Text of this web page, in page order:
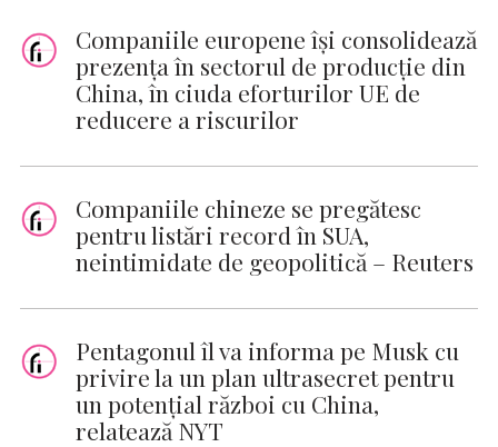
Companiile europene își consolidează
prezența în sectorul de producție din
China, în ciuda eforturilor UE de
reducere a riscurilor
Companiile chineze se pregătesc
pentru listări record în SUA,
neintimidate de geopolitică – Reuters
Pentagonul îl va informa pe Musk cu
privire la un plan ultrasecret pentru
un potențial război cu China,
relatează NYT